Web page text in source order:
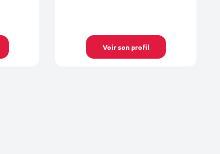
Voir son profil